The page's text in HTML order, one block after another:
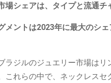
場シェアは、タイプと流通チ
メントは2023年に最大のシ
ラジルのジュエリー市場は
これらの中で、ネックレス